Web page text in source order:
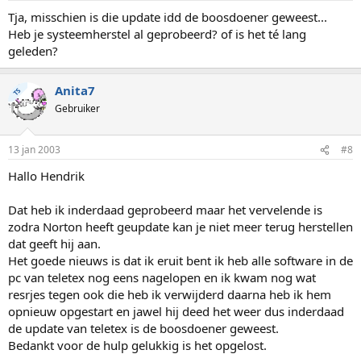
Tja, misschien is die update idd de boosdoener geweest...
Heb je systeemherstel al geprobeerd? of is het té lang
geleden?
TS Anita7
Gebruiker
13 jan 2003 #8
Hallo Hendrik
Dat heb ik inderdaad geprobeerd maar het vervelende is
zodra Norton heeft geupdate kan je niet meer terug herstellen
dat geeft hij aan.
Het goede nieuws is dat ik eruit bent ik heb alle software in de
pc van teletex nog eens nagelopen en ik kwam nog wat
resrjes tegen ook die heb ik verwijderd daarna heb ik hem
opnieuw opgestart en jawel hij deed het weer dus inderdaad
de update van teletex is de boosdoener geweest.
Bedankt voor de hulp gelukkig is het opgelost.